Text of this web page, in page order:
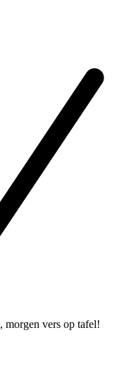
, morgen vers op tafel!